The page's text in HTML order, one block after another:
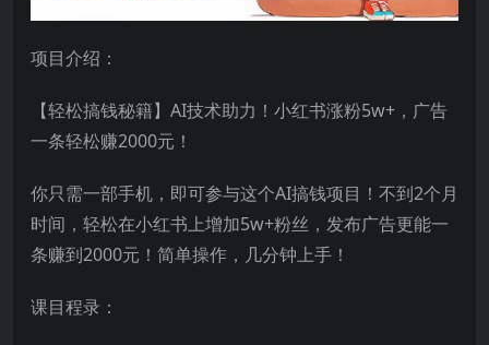
项目介绍：
【轻松搞钱秘籍】AI技术助力！小红书涨粉5w+，广告
一条轻松赚2000元！
你只需一部手机，即可参与这个AI搞钱项目！不到2个月
时间，轻松在小红书上增加5w+粉丝，发布广告更能一
条赚到2000元！简单操作，几分钟上手！
课目程录：